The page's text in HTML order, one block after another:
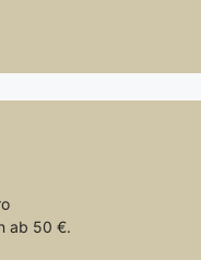
ab 50 €.